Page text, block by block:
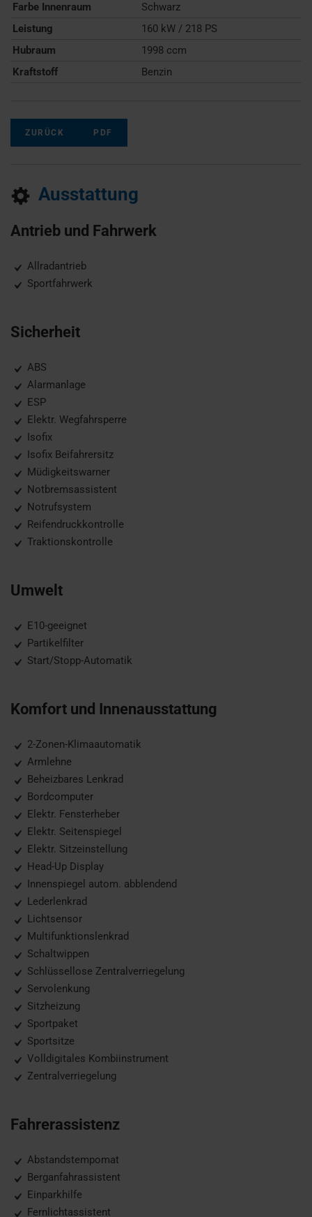
Farbe Innenraum
Schwarz
Leistung
160 kW / 218 PS
Hubraum
1998 ccm
Kraftstoff
Benzin
ZURÜCK PDF
Ausstattung
Antrieb und Fahrwerk
Allradantrieb
Sportfahrwerk
Sicherheit
ABS
Alarmanlage
ESP
Elektr. Wegfahrsperre
Isofix
Isofix Beifahrersitz
Müdigkeitswarner
Notbremsassistent
Notrufsystem
Reifendruckkontrolle
Traktionskontrolle
Umwelt
E10-geeignet
Partikelfilter
Start/Stopp-Automatik
Komfort und Innenausstattung
2-Zonen-Klimaautomatik
Armlehne
Beheizbares Lenkrad
Bordcomputer
Elektr. Fensterheber
Elektr. Seitenspiegel
Elektr. Sitzeinstellung
Head-Up Display
Innenspiegel autom. abblendend
Lederlenkrad
Lichtsensor
Multifunktionslenkrad
Schaltwippen
Schlüssellose Zentralverriegelung
Servolenkung
Sitzheizung
Sportpaket
Sportsitze
Volldigitales Kombiinstrument
Zentralverriegelung
Fahrerassistenz
Abstandstempomat
Berganfahrassistent
Einparkhilfe
Fernlichtassistent